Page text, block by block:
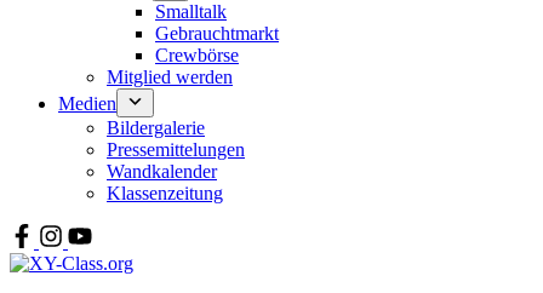
Smalltalk
Gebrauchtmarkt
Crewbörse
Mitglied werden
Medien
Bildergalerie
Pressemittelungen
Wandkalender
Klassenzeitung